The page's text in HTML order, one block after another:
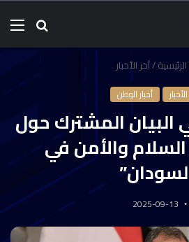
الرئيسية/آخر الأخبار
أخبار الوطن
المشترك حول
والأمن في
2025-09-13